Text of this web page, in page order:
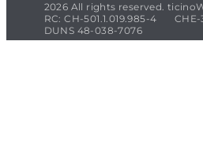
2026 All rights reserved.
RC: CH-501.1.019.985-4
CHE-
DUNS 48-038-7076